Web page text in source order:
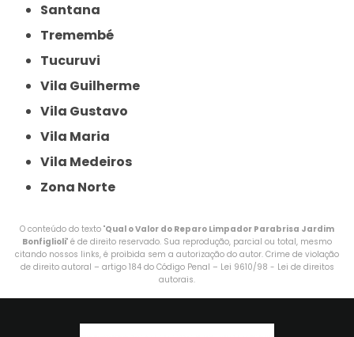
Santana
Tremembé
Tucuruvi
Vila Guilherme
Vila Gustavo
Vila Maria
Vila Medeiros
Zona Norte
O conteúdo do texto "Qual o Valor do Reparo Limpador Parabrisa Jardim
Bonfiglioli" é de direito reservado. Sua reprodução, parcial ou total, mesmo
citando nossos links, é proibida sem a autorização do autor. Crime de violação
de direito autoral – artigo 184 do Código Penal – Lei 9610/98 - Lei de direitos
autorais.